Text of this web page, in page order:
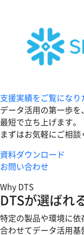
支援実績をご覧になり
データ活用の第一歩を、
最短で立ち上げます。
まずはお気軽にご相談
資料ダウンロード
お問い合わせ
Why DTS
DTSが選ばれ
特定の製品や環境に
合わせてデータ活用基